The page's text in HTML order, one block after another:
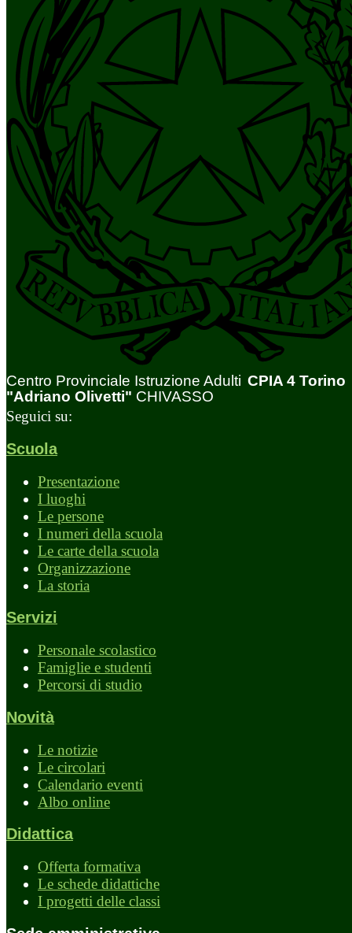
Centro Provinciale Istruzione Adulti CPIA 4 Torino
"Adriano Olivetti" CHIVASSO
Seguici su:
Scuola
Presentazione
I luoghi
Le persone
I numeri della scuola
Le carte della scuola
Organizzazione
La storia
Servizi
Personale scolastico
Famiglie e studenti
Percorsi di studio
Novità
Le notizie
Le circolari
Calendario eventi
Albo online
Didattica
Offerta formativa
Le schede didattiche
I progetti delle classi